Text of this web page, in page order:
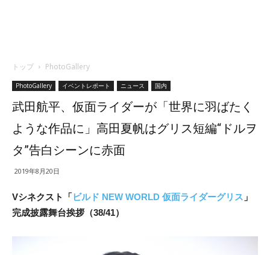
トップ PhotoGallery
PhotoGallery イベントレポート ニュース 国内
武田航平、仮面ライダーが「世界に羽ばたく
ような作品に」高田夏帆はグリス短編“ドルヲ
タ”告白シーンに赤面
2019年8月20日
Vシネクスト「 ビルド NEW WORLD 仮面ライダーグリス 」
完成披露舞台挨拶（38/41）